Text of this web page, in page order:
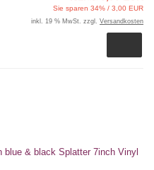
Sie sparen 34% / 3,00 EUR
inkl. 19 % MwSt. zzgl. Versandkosten
blue & black Splatter 7inch Vinyl